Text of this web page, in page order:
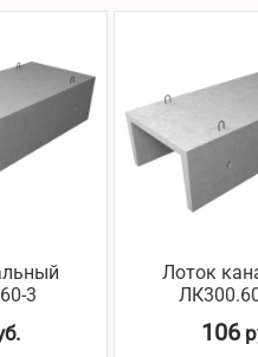
3
Лоток
106